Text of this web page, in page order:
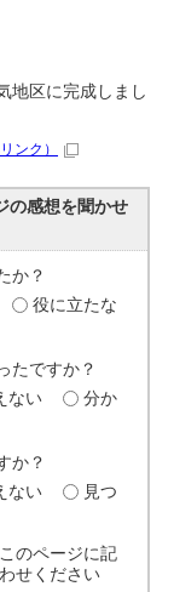
地区に完成しまし
ンク）
の感想を聞かせ
か？
役に立たな
たですか？
ない
分か
か？
ない
見つ
のページに記
せください